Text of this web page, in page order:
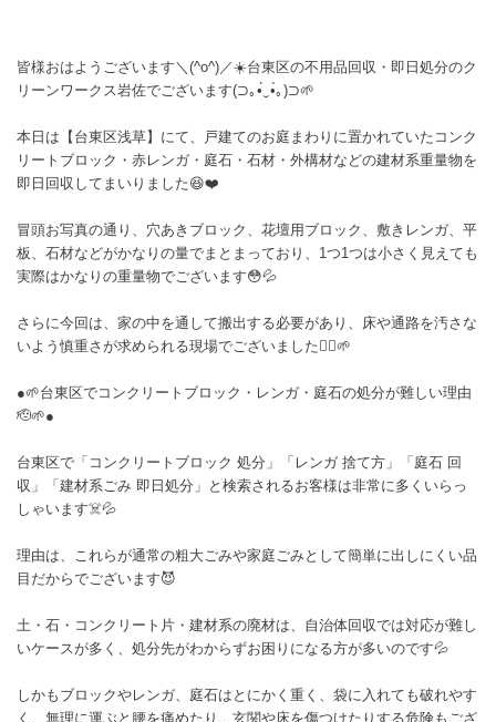
皆様おはようございます＼(^o^)／☀️台東区の不用品回収・即日処分のク
リーンワークス岩佐でございます(⁠⊃⁠｡⁠•́⁠‿⁠•̀⁠｡⁠)⁠⊃🌱
本日は【台東区浅草】にて、戸建てのお庭まわりに置かれていたコンク
リートブロック・赤レンガ・庭石・石材・外構材などの建材系重量物を
即日回収してまいりました😆❤️
冒頭お写真の通り、穴あきブロック、花壇用ブロック、敷きレンガ、平
板、石材などがかなりの量でまとまっており、1つ1つは小さく見えても
実際はかなりの重量物でございます😳💦
さらに今回は、家の中を通して搬出する必要があり、床や通路を汚さな
いよう慎重さが求められる現場でございました🙂‍↕️🌱
●🌱台東区でコンクリートブロック・レンガ・庭石の処分が難しい理由
🫡🌱●
台東区で「コンクリートブロック 処分」「レンガ 捨て方」「庭石 回
収」「建材系ごみ 即日処分」と検索されるお客様は非常に多くいらっ
しゃいます☠️💦
理由は、これらが通常の粗大ごみや家庭ごみとして簡単に出しにくい品
目だからでございます😈
土・石・コンクリート片・建材系の廃材は、自治体回収では対応が難し
いケースが多く、処分先がわからずお困りになる方が多いのです💦
しかもブロックやレンガ、庭石はとにかく重く、袋に入れても破れやす
く、無理に運ぶと腰を痛めたり、玄関や床を傷つけたりする危険もござ